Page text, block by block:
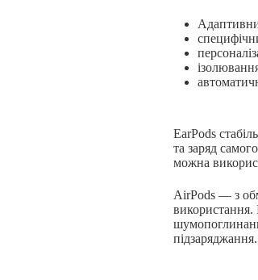
EarPods
та заряд
можна
AirPods — з
використання.
підзаряджання.